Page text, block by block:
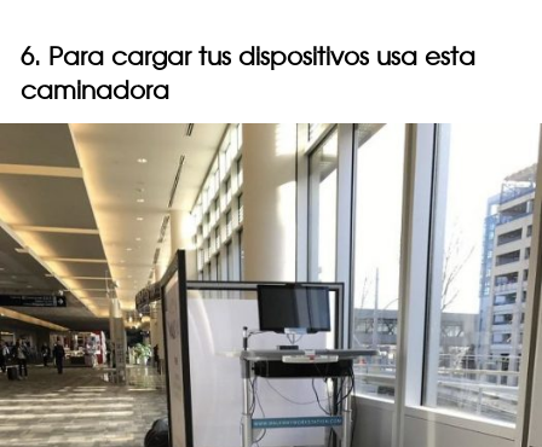
6. Para cargar tus dispositivos usa esta
caminadora